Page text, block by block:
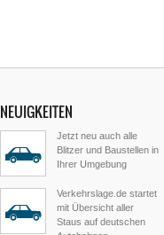
NEUIGKEITEN
Jetzt neu auch alle
Blitzer und Baustellen in
Ihrer Umgebung
Verkehrslage.de startet
mit Übersicht aller
Staus auf deutschen